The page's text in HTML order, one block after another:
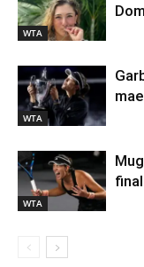
WTA
WTA
WTA